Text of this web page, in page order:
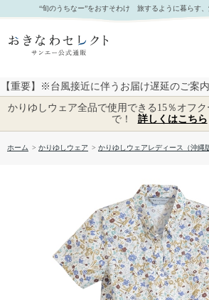
【送料無料】カフー小花 形態安定 かりゆしウェア P1026-13L
通販
“旬のうちなー”をおすそわけ 旅するように暮らす
【重要】※台風接近に伴うお届け遅延のご案
かりゆしウェア全品で使用できる15％オフク
で！
詳しくはこちら
ホーム > かりゆしウェア > かりゆしウェアレディース（沖縄